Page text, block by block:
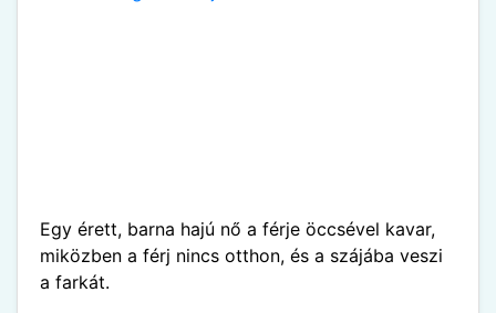
Egy érett, barna hajú nő a férje öccsével kavar,
miközben a férj nincs otthon, és a szájába veszi
a farkát.